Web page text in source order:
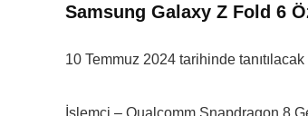
Samsung Galaxy Z Fold 6
10 Temmuz 2024 tarihinde
İşlemci – Qualcomm Snapdragon 8